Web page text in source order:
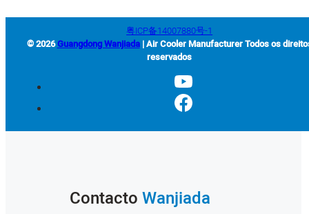
粤ICP备14007880号-1
© 2026Guangdong Wanjiada| Air Cooler Manufacturer Todos os
reservados
Contacto Wanjiada